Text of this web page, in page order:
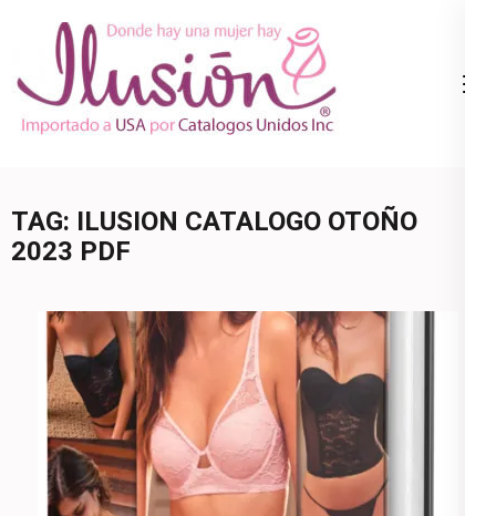
content
(Press
Ropa Interior
800.825.9452
TAG: ILUSION CATALOGO OTOÑO
2023 PDF